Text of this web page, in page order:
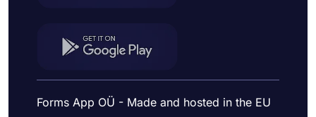
Forms App OÜ - Made and hosted in the EU